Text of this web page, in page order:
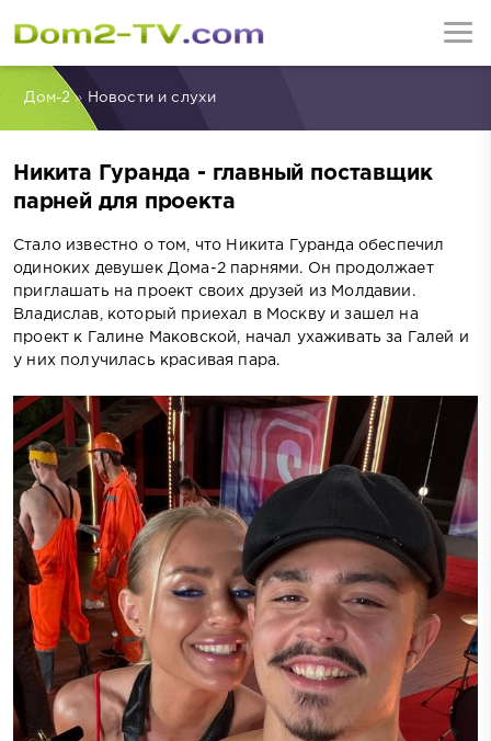
Дом-2» Новости и слухи
Никита Гуранда - главный поставщик
парней для проекта
Стало известно о том, что Никита Гуранда обеспечил
одиноких девушек Дома-2 парнями. Он продолжает
приглашать на проект своих друзей из Молдавии.
Владислав, который приехал в Москву и зашел на
проект к Галине Маковской, начал ухаживать за Галей и
у них получилась красивая пара.